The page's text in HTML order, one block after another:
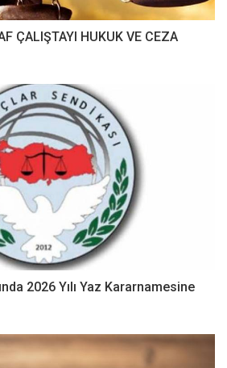
ÇALIŞTAYI HUKUK VE CEZA
2026 Yılı Yaz Kararnamesine